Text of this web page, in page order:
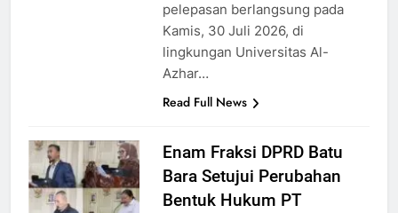
pelepasan berlangsung pada
Kamis, 30 Juli 2026, di
lingkungan Universitas Al-
Azhar…
Read Full News
Enam Fraksi DPRD Batu
Bara Setujui Perubahan
Bentuk Hukum PT